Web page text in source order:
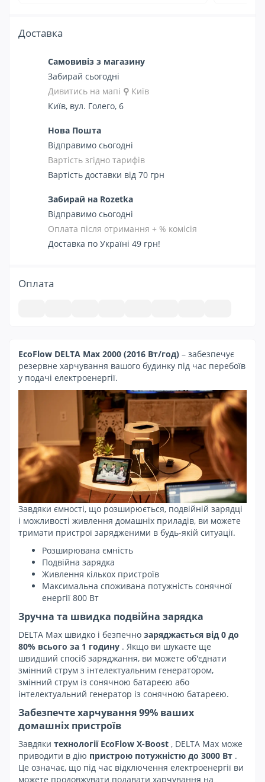
Доставка
Самовивіз з магазину
Забирай сьогодні
Дивитись на мапі ⚲ Київ
Київ, вул. Голего, 6
Нова Пошта
Відправимо сьогодні
Вартість згідно тарифів
Вартість доставки від 70 грн
Забирай на Rozetka
Відправимо сьогодні
Оплата після отримання + % комісія
Доставка по Україні 49 грн!
Оплата
EcoFlow DELTA Max 2000 (2016 Вт/год) – забезпечує
резервне харчування вашого будинку під час перебоїв
у подачі електроенергії.
Завдяки ємності, що розширюється, подвійній зарядці
і можливості живлення домашніх приладів, ви можете
тримати пристрої зарядженими в будь-якій ситуації.
Розширювана ємність
Подвійна зарядка
Живлення кількох пристроїв
Максимальна споживана потужність сонячної
енергії 800 Вт
Зручна та швидка подвійна зарядка
DELTA Max швидко і безпечно заряджається від 0 до
80% всього за 1 годину . Якщо ви шукаєте ще
швидший спосіб заряджання, ви можете об'єднати
змінний струм з інтелектуальним генератором,
змінний струм із сонячною батареєю або
інтелектуальний генератор із сонячною батареєю.
Забезпечте харчування 99% ваших
домашніх пристроїв
Завдяки технології EcoFlow X-Boost , DELTA Max може
приводити в дію пристрою потужністю до 3000 Вт .
Це означає, що під час відключення електроенергії ви
можете продовжувати подавати харчування на